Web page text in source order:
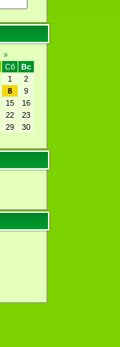
»
Сб
Вс
1
2
8
9
15
16
22
23
29
30